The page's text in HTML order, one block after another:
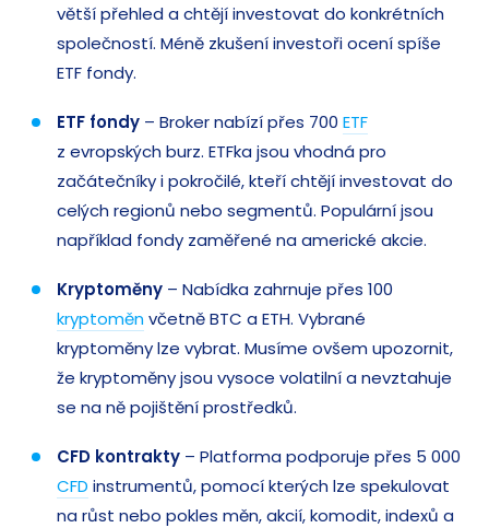
větší přehled a chtějí investovat do konkrétních
společností. Méně zkušení investoři ocení spíše
ETF fondy.
ETF fondy – Broker nabízí přes 700ETF
z evropských burz. ETFka jsou vhodná pro
začátečníky i pokročilé, kteří chtějí investovat do
celých regionů nebo segmentů. Populární jsou
například fondy zaměřené na americké akcie.
Kryptoměny – Nabídka zahrnuje přes 100
kryptoměnvčetně BTC a ETH. Vybrané
kryptoměny lze vybrat. Musíme ovšem upozornit,
že kryptoměny jsou vysoce volatilní a nevztahuje
se na ně pojištění prostředků.
CFD kontrakty – Platforma podporuje přes 5 000
CFD instrumentů, pomocí kterých lze spekulovat
na růst nebo pokles měn, akcií, komodit, indexů a